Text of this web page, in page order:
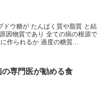
ウ糖が たんぱく質や脂質 と結
因物質であり 全ての病の根源で
作られるか 過度の糖質...
の専門医が勧める食